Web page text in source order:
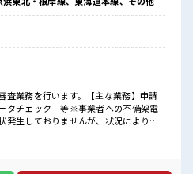
由♪
不安だけど、
！
目指していきましょう！
、
自由！
査業務を行います。【主な業務】申請
タチェック 等※事業者への不備架電
発生しておりませんが、状況によりお
ます。※「セールスフォース」という